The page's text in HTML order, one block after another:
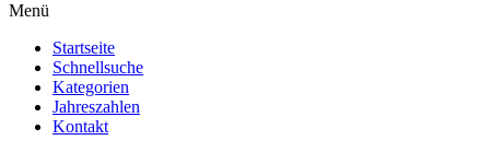
Menü
Startseite
Schnellsuche
Kategorien
Jahreszahlen
Kontakt